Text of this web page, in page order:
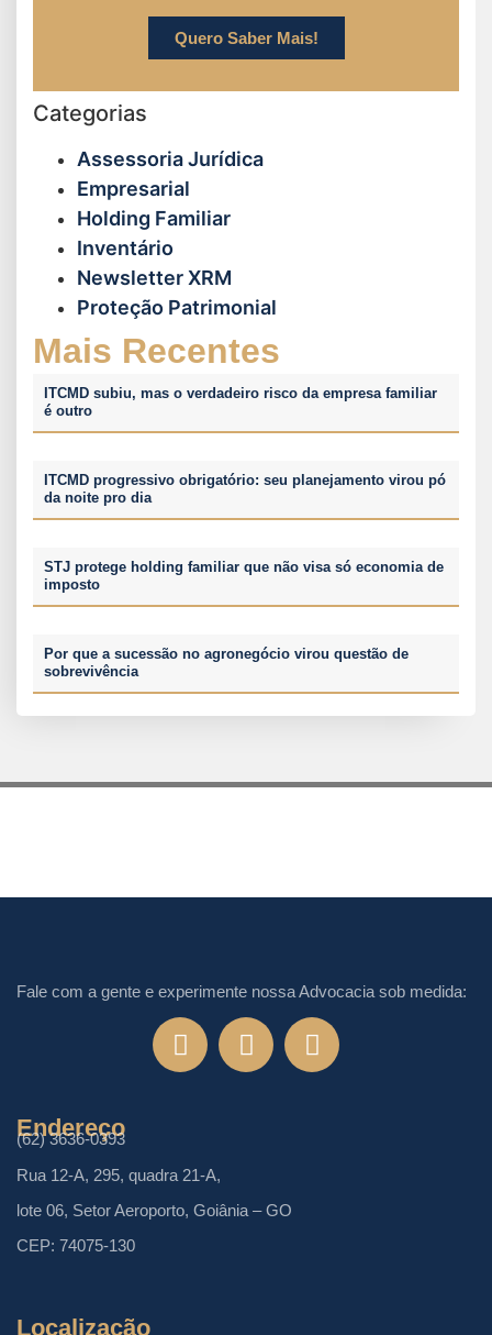
Quero Saber Mais!
Categorias
Assessoria Jurídica
Empresarial
Holding Familiar
Inventário
Newsletter XRM
Proteção Patrimonial
Mais Recentes
ITCMD subiu, mas o verdadeiro risco da empresa familiar
é outro
ITCMD progressivo obrigatório: seu planejamento virou pó
da noite pro dia
STJ protege holding familiar que não visa só economia de
imposto
Por que a sucessão no agronegócio virou questão de
sobrevivência
Fale com a gente e experimente nossa Advocacia sob medida:
Endereço
(62) 3636-0393
Rua 12-A, 295, quadra 21-A,
lote 06, Setor Aeroporto, Goiânia – GO
CEP: 74075-130
Localização